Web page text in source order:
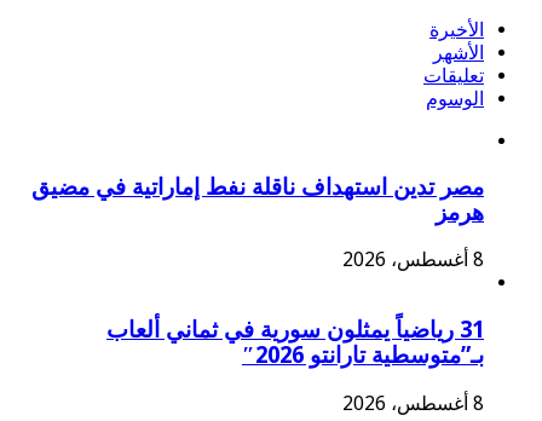
الأخيرة
الأشهر
تعليقات
الوسوم
مصر تدين استهداف ناقلة نفط إماراتية في مضيق
هرمز
8 أغسطس، 2026
31 رياضياً يمثلون سورية في ثماني ألعاب
بـ”متوسطية تارانتو 2026″
8 أغسطس، 2026